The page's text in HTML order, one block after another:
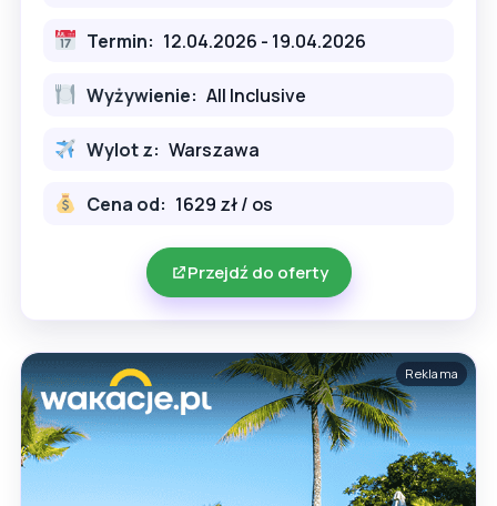
Termin: 12.04.2026 - 19.04.2026
Wyżywienie: All Inclusive
Wylot z: Warszawa
Cena od: 1629 zł / os
Przejdź do oferty
Reklama